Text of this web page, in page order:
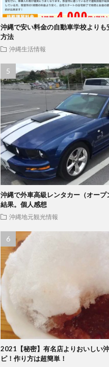
沖縄で安い料金の自動車学校よりも
方法
沖縄生活情報
沖縄で外車高級レンタカー（オープ
結果。個人感想
沖縄地元観光情報
2021【秘密】有名店よりおいしい
ピ！作り方は超簡単！